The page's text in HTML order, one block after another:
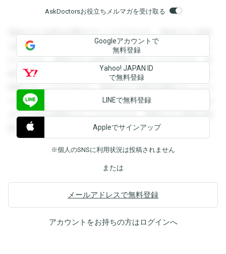
AskDoctorsお役立ちメルマガを受け取る
登録すると回答を閲覧することができます。登録すると回答
を閲覧することができます。登録すると回答を閲覧すること
ができます。登録すると回答を閲覧することができます。登
録すると回答を閲覧することができます。登録すると回答を
閲覧することができます。登録すると回答を閲覧することが
できます。登録すると回答を閲覧することができます。登録
すると回答を閲覧することができます。登録すると回答を閲
覧することができます。
Googleアカウントで
無料登録
Yahoo! JAPAN ID
で無料登録
LINEで無料登録
Appleでサインアップ
※個人のSNSに利用状況は投稿されません
または
メールアドレスで無料登録
アカウントをお持ちの方はログインへ